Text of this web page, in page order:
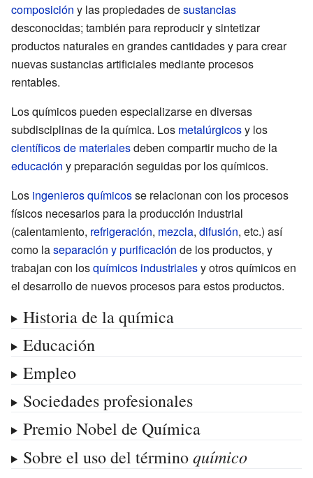
composición y las propiedades desustancias
desconocidas; también para reproducir y sintetizar
productos naturales en grandes cantidades y para crear
nuevas sustancias artificiales mediante procesos
rentables.
Los químicos pueden especializarse en diversas
subdisciplinas de la química. Los metalúrgicosy los
científicos de materialesdeben compartir mucho de la
educación y preparación seguidas por los químicos.
Los ingenieros químicosse relacionan con los procesos
físicos necesarios para la producción industrial
(calentamiento, refrigeración, mezcla, difusión, etc.) así
como laseparación y purificación de los productos, y
trabajan con losquímicos industrialesy otros químicos en
el desarrollo de nuevos procesos para estos productos.
Historia de la química
Educación
Empleo
Sociedades profesionales
Premio Nobel de Química
Sobre el uso del términoquímico